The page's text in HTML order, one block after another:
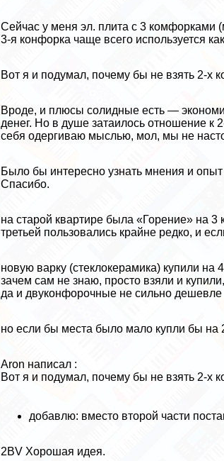
Сейчас у меня эл. плита с 3
3-я конфорка чаще всего используется
Вот я и подумал, почему бы не взять 2-х
Вроде, и плюсы солидные есть —
денег. Но в душе затаилось отношение к
себя одергиваю мыслью, мол, мы не
Было бы интересно узнать мнения и
Спасибо.
на старой квартире была «Горение» на 3
третьей пользовались крайне редко, и
новую варку (стеклокерамика) купили на 4
зачем сам не знаю, просто взяли и
да и двуконфорочные не сильно дешевле
но если бы места было мало купли бы на
Aron написал :
Вот я и подумал, почему бы не взять 2-х
добавлю: вместо второй части
2BV Хорошая идея.